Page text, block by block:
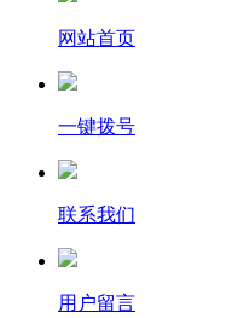
网站首页
一键拨号
联系我们
用户留言